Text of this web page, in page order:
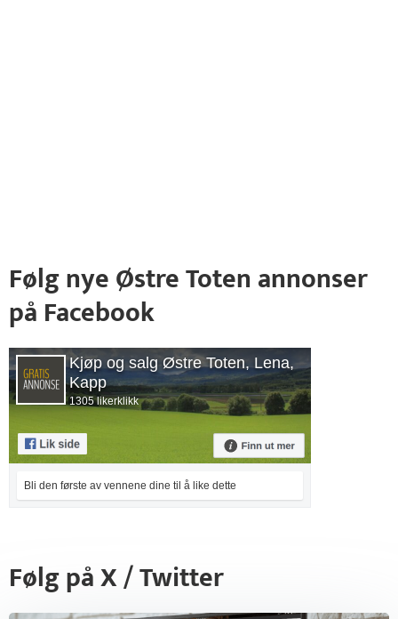
Følg nye Østre Toten annonser
på Facebook
Kjøp og salg Østre Toten, Lena,
Kapp
1305 likerklikk
Bli den første av vennene dine til å like dette
Følg på X / Twitter